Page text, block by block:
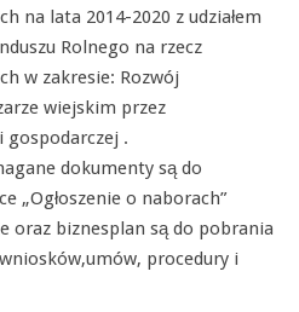
na lata 2014-2020 z udziałem
Rolnego na rzecz
w zakresie: Rozwój
wiejskim przez
gospodarczej .
dokumenty są do
„Ogłoszenie o naborach”
oraz biznesplan są do pobrania
procedury i